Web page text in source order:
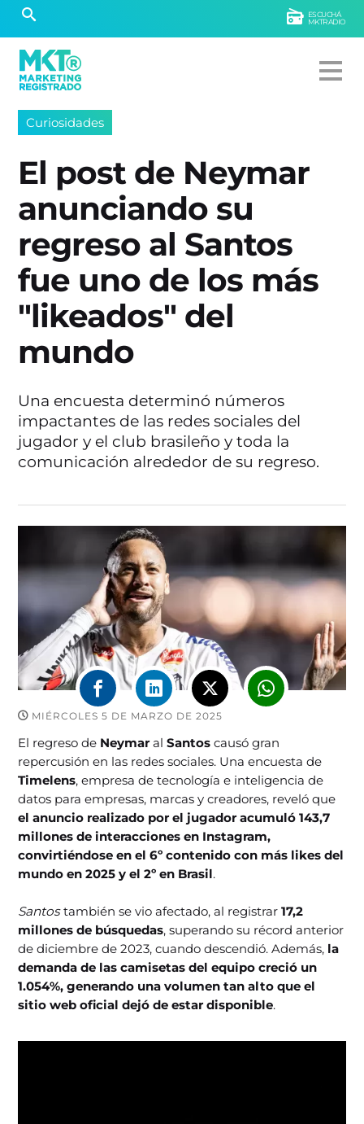
ESCUCHÁ
MKTRADIO
Curiosidades
El post de Neymar
anunciando su
regreso al Santos
fue uno de los más
"likeados" del
mundo
Una encuesta determinó números
impactantes de las redes sociales del
jugador y el club brasileño y toda la
comunicación alrededor de su regreso.
MIÉRCOLES 5 DE MARZO DE 2025
El regreso de NeymaralSantoscausó gran
repercusión en las redes sociales. Una encuesta de
Timelens, empresa de tecnología e inteligencia de
datos para empresas, marcas y creadores, reveló que
el anuncio realizado por el jugador acumuló 143,7
millones de interacciones en Instagram,
convirtiéndose en el 6º contenido con más likes del
mundo en 2025 y el 2º en Brasil.
Santostambién se vio afectado, al registrar17,2
millones de búsquedas, superando su récord anterior
de diciembre de 2023, cuando descendió. Además, la
demanda de las camisetas del equipo creció un
1.054%, generando una volumen tan alto que el
sitio web oficial dejó de estar disponible.